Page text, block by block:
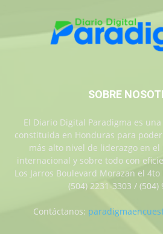
SOBRE
El Diario Digital Paradigma es
constituida en Honduras para
más alto nivel de liderazgo en
internacional y sobre todo con
Los Jarros Boulevard Morazan el
(504) 2231-3303 / (504)
Contáctanos: